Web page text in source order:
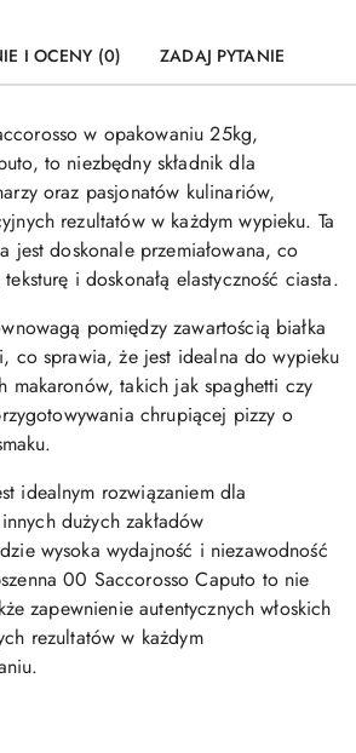
I OCENY (0) ZADAJ PYTANIE
w opakowaniu 25kg,
to niezbędny składnik dla
oraz pasjonatów kulinariów,
rezultatów w każdym wypieku. Ta
jest doskonale przemiałowana, co
i doskonałą elastyczność ciasta.
pomiędzy zawartością białka
co sprawia, że jest idealna do wypieku
makaronów, takich jak spaghetti czy
chrupiącej pizzy o
idealnym rozwiązaniem dla
dużych zakładów
wysoka wydajność i niezawodność
00 Saccorosso Caputo to nie
zapewnienie autentycznych włoskich
rezultatów w każdym